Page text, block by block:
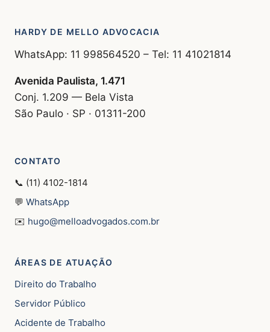
HARDY DE MELLO ADVOCACIA
WhatsApp: 11 998564520 – Tel: 11 41021814
Avenida Paulista, 1.471
Conj. 1.209 — Bela Vista
São Paulo · SP · 01311-200
CONTATO
📞 (11) 4102-1814
💬 WhatsApp
✉️ hugo@melloadvogados.com.br
ÁREAS DE ATUAÇÃO
Direito do Trabalho
Servidor Público
Acidente de Trabalho